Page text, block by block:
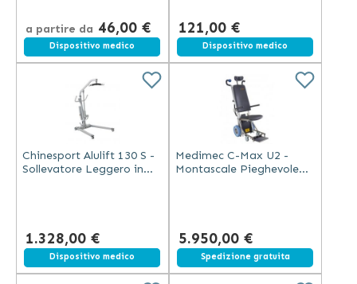
a partire da 46,00 €
Spedizione gratuita
Dispositivo medico
121,00 €
Dispositivo medico
Chinesport Alulift 130 S -
Sollevatore Leggero in
1.328,00 €
Spedizione gratuita
Dispositivo medico
Medimec C-Max U2 -
Montascale Pieghevole
5.950,00 €
Spedizione gratuita